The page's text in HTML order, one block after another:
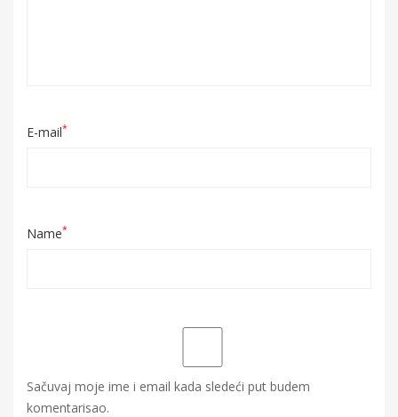
E-mail*
Name*
Sačuvaj moje ime i email kada sledeći put budem
komentarisao.